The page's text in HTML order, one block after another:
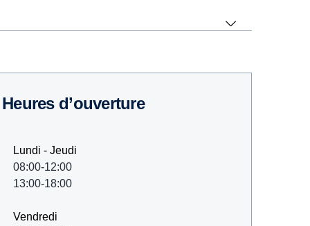
Heures d’ouverture
Lundi - Jeudi
08:00-12:00
13:00-18:00
Vendredi